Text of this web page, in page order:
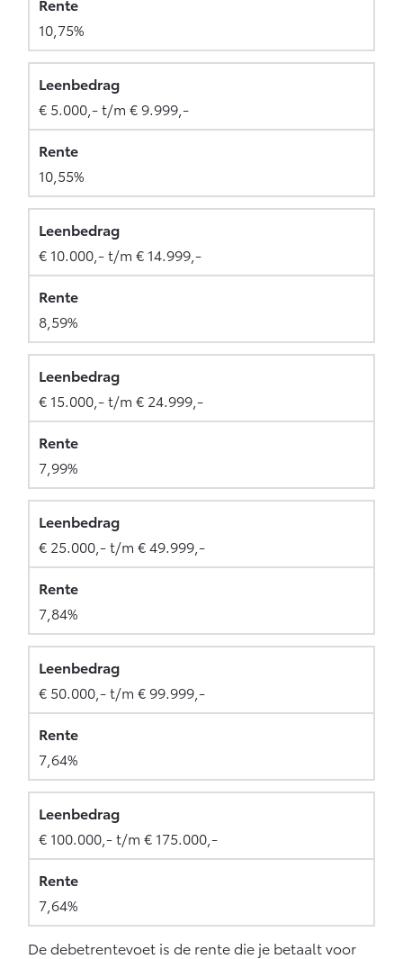
10,75%
€ 5.000,- t/m € 9.999,-
10,55%
€ 10.000,- t/m € 14.999,-
8,59%
€ 15.000,- t/m € 24.999,-
7,99%
€ 25.000,- t/m € 49.999,-
7,84%
€ 50.000,- t/m € 99.999,-
7,64%
€ 100.000,- t/m € 175.000,-
7,64%
De debetrentevoet is de rente die je betaalt voor